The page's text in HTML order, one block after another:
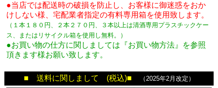
●当店では配送時の破損を防止し、お客様に御迷惑をおか
けしない様、宅配業者指定の有料専用箱を使用致します。
（１本１８０円、２本２７０円、３本以上は清酒専用プラスチックケー
ス、またはリサイクル箱を使用し無料。
）
●お買い物の仕方に関しましては『お買い物方法』を参照
頂きます様お願い致します。
■ 送料に関しまして (税込)■ （2025年2月改定）